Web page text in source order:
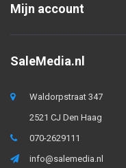
Mijn account
SaleMedia.nl
Waldorpstraat 347
2521 CJ Den Haag
070-2629111
info@salemedia.nl